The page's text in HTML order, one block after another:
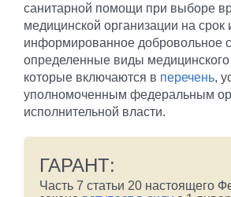
санитарной помощи при выборе
медицинской организации на
информированное добровольное
определенные виды
которые включаются в перечень,
уполномоченным федеральным
исполнительной власти.
ГАРАНТ:
Часть 7 статьи 20 настоящего